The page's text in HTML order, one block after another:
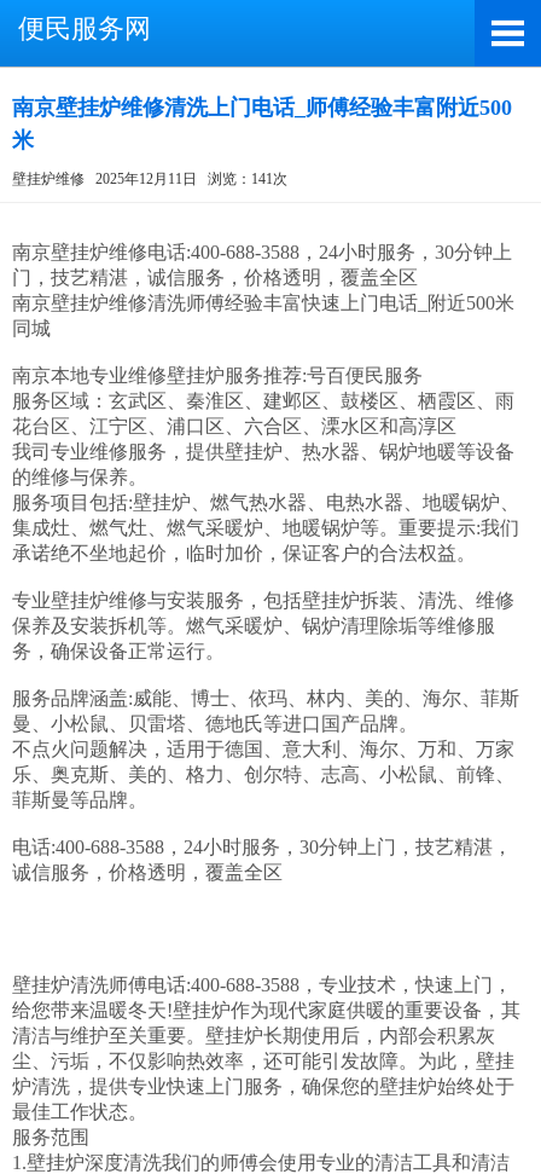
便民服务网
南京壁挂炉维修清洗上门电话_师傅经验丰富附近500
米
壁挂炉维修 2025年12月11日 浏览：141次
南京壁挂炉维修电话:400-688-3588，24小时服务，30分钟上
门，技艺精湛，诚信服务，价格透明，覆盖全区
南京壁挂炉维修清洗师傅经验丰富快速上门电话_附近500米
同城
南京本地专业维修壁挂炉服务推荐:号百便民服务
服务区域：玄武区、秦淮区、建邺区、鼓楼区、栖霞区、雨
花台区、江宁区、浦口区、六合区、溧水区和高淳区
我司专业维修服务，提供壁挂炉、热水器、锅炉地暖等设备
的维修与保养。
服务项目包括:壁挂炉、燃气热水器、电热水器、地暖锅炉、
集成灶、燃气灶、燃气采暖炉、地暖锅炉等。重要提示:我们
承诺绝不坐地起价，临时加价，保证客户的合法权益。
专业壁挂炉维修与安装服务，包括壁挂炉拆装、清洗、维修
保养及安装拆机等。燃气采暖炉、锅炉清理除垢等维修服
务，确保设备正常运行。
服务品牌涵盖:威能、博士、依玛、林内、美的、海尔、菲斯
曼、小松鼠、贝雷塔、德地氏等进口国产品牌。
不点火问题解决，适用于德国、意大利、海尔、万和、万家
乐、奥克斯、美的、格力、创尔特、志高、小松鼠、前锋、
菲斯曼等品牌。
电话:400-688-3588，24小时服务，30分钟上门，技艺精湛，
诚信服务，价格透明，覆盖全区
壁挂炉清洗师傅电话:400-688-3588，专业技术，快速上门，
给您带来温暖冬天!壁挂炉作为现代家庭供暖的重要设备，其
清洁与维护至关重要。壁挂炉长期使用后，内部会积累灰
尘、污垢，不仅影响热效率，还可能引发故障。为此，壁挂
炉清洗，提供专业快速上门服务，确保您的壁挂炉始终处于
最佳工作状态。
服务范围
1.壁挂炉深度清洗我们的师傅会使用专业的清洁工具和清洁
截屏，微信识别二维码
（长按复制微信号，添加好友）
打开微信